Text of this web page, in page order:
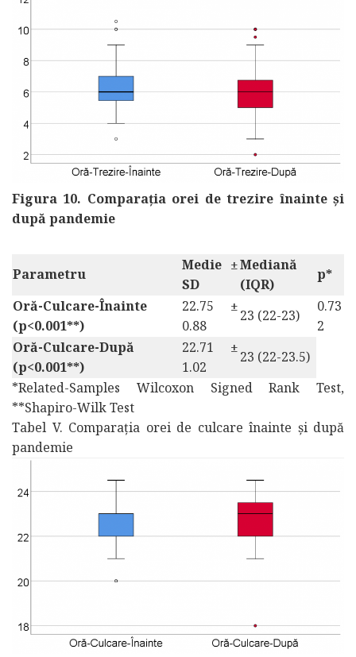
Figura 10. Comparația orei de trezire înainte și
după pandemie
Parametru
Medie ±
SD
Mediană
(IQR)
p*
Oră-Culcare-Înainte
(p<0.001**)
22.75 ±
0.88
23 (22-23)
0.73
2
Oră-Culcare-După
(p<0.001**)
22.71 ±
1.02
23 (22-23.5)
*Related-Samples Wilcoxon Signed Rank Test,
**Shapiro-Wilk Test
Tabel V. Comparația orei de culcare înainte și după
pandemie